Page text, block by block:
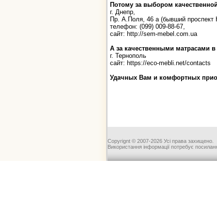
Потому за выбором
г. Днепр,
Пр. А.Поля, 46 a (бывший проспект
телефон: (099) 009-88-67,
сайт: http://sem-mebel.com.ua
А за качественными матрасами
г. Тернополь
сайт: https://eco-mebli.net/contacts
Удачных Вам и комфортных
Copyrignt © 2007-2026 Усі права захищено.
Використання інформації потребує